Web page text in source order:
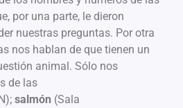
por una parte, le dieron
nuestras preguntas. Por otra
nos hablan de que tienen un
animal. Sólo nos
de las
salmón (Sala